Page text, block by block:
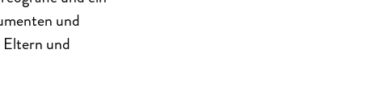
und
Eltern und